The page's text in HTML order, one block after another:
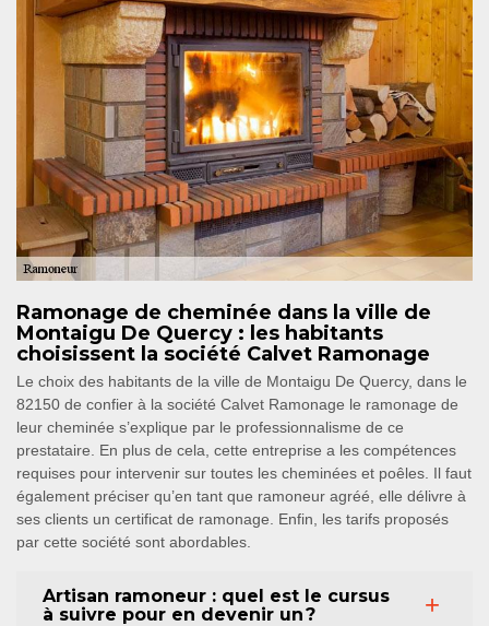
Ramonage de cheminée dans la ville de
Montaigu De Quercy : les habitants
choisissent la société Calvet Ramonage
Le choix des habitants de la ville de Montaigu De Quercy, dans le
82150 de confier à la société Calvet Ramonage le ramonage de
leur cheminée s’explique par le professionnalisme de ce
prestataire. En plus de cela, cette entreprise a les compétences
requises pour intervenir sur toutes les cheminées et poêles. Il faut
également préciser qu’en tant que ramoneur agréé, elle délivre à
ses clients un certificat de ramonage. Enfin, les tarifs proposés
par cette société sont abordables.
Artisan ramoneur : quel est le cursus
à suivre pour en devenir un ?